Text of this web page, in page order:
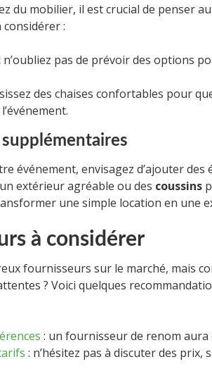
du mobilier, il est crucial de penser
considérer :
n’oubliez pas de prévoir des options
des chaises confortables pour
événement, envisagez d’ajouter des
extérieur agréable ou des coussins
une simple location en une
à considérer
fournisseurs sur le marché, mais
? Voici quelques
: un fournisseur de renom aura
: n’hésitez pas à discuter des